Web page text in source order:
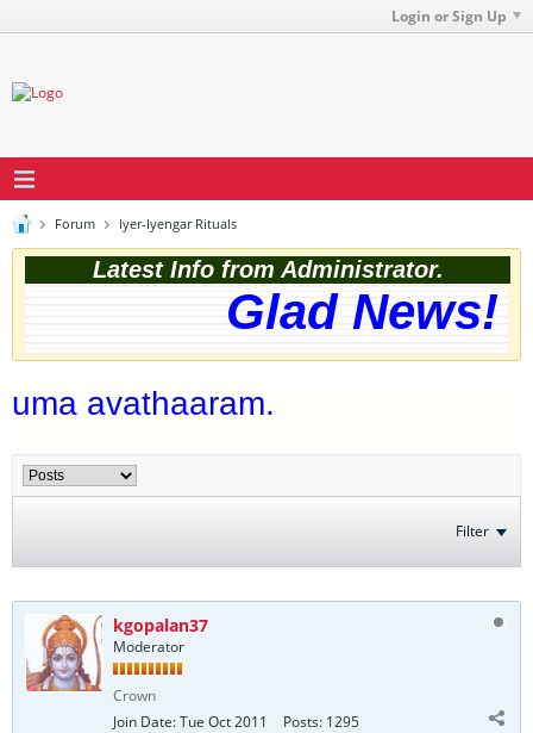
Login or Sign Up
Forum Iyer-Iyengar Rituals
Latest Info from Administrator.
Glad News!
uma avathaaram.
Filter
kgopalan37
Moderator
Crown
Join Date:Tue Oct 2011 Posts: 1295